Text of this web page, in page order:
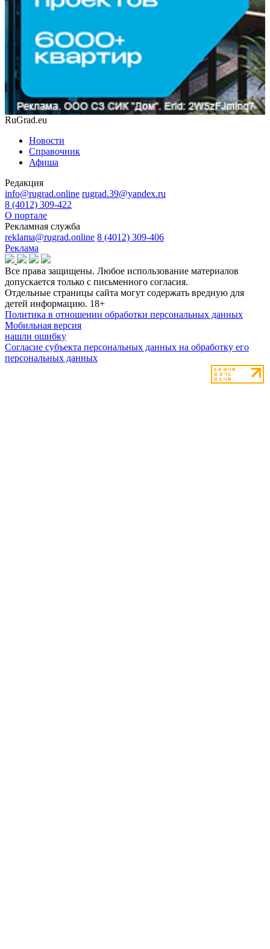
RuGrad.eu
Новости
Справочник
Афиша
Редакция
info@rugrad.online rugrad.39@yandex.ru
8 (4012) 309-422
О портале
Рекламная служба
reklama@rugrad.online 8 (4012) 309-406
Реклама
Все права защищены. Любое использование материалов
допускается только с письменного согласия.
Отдельные страницы сайта могут содержать вредную для
детей информацию. 18+
Политика в отношении обработки персональных данных
Мобильная версия
нашли ошибку
Согласие субъекта персональных данных на обработку его
персональных данных